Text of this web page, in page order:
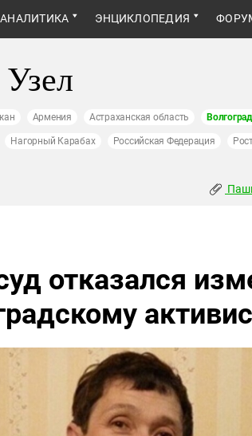
АНАЛИТИКА ЭНЦИКЛОПЕДИЯ
Армения Астраханская область
Нагорный Карабах Российская Федерация
отказался